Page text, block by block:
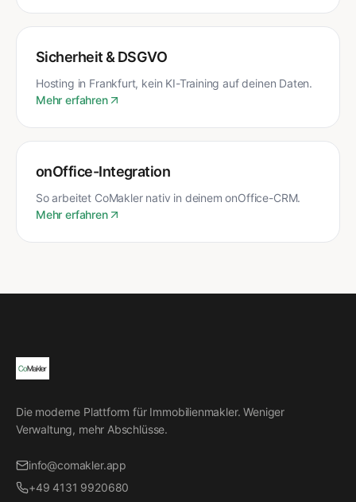
Sicherheit & DSGVO
Hosting in Frankfurt, kein KI-Training auf deinen Daten.
Mehr erfahren
onOffice-Integration
So arbeitet CoMakler nativ in deinem onOffice-CRM.
Mehr erfahren
Die moderne Plattform für Immobilienmakler. Weniger
Verwaltung, mehr Abschlüsse.
info@comakler.app
+49 4131 9920680